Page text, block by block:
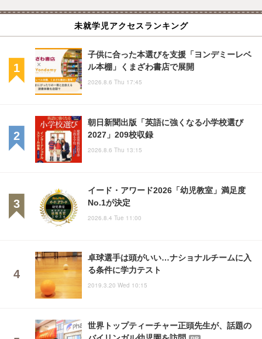
未就学児アクセスランキング
子供に合った本選びを支援「ヨンデミーレベ
ル本棚」くまざわ書店で展開
2026.8.6 Thu 17:45
朝日新聞出版「英語に強くなる小学校選び
2027」209校収録
2026.8.6 Thu 13:15
イード・アワード2026「幼児教室」満足度
No.1が決定
2026.8.4 Tue 11:00
卓球選手は頭がいい…ナショナルチームに入
る条件に学力テスト
2019.3.20 Wed 10:15
世界トップティーチャー正頭先生が、話題の